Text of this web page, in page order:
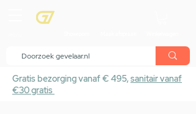
Gratis bezorging vanaf € 495,sanitair vanaf
€30 gratis